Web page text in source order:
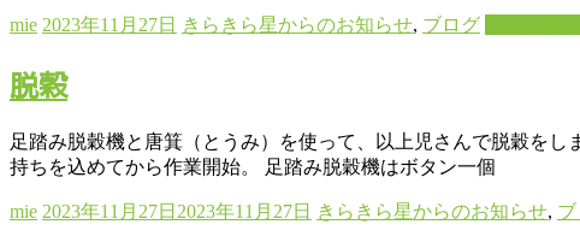
mie 2023年11月27日 きらきら星からのお知らせ, ブログ
脱穀
足踏み脱穀機と唐箕（とうみ）を使って、以上児さんで脱穀を
持ちを込めてから作業開始。 足踏み脱穀機はボタン一個
mie 2023年11月27日 2023年11月27日 きらきら星からのお知らせ,